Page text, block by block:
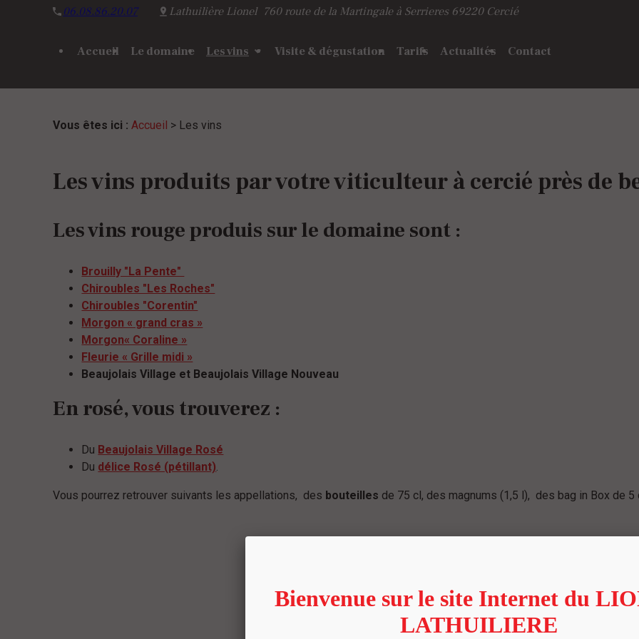
06.08.86.20.07 Lathuilière Lionel 760 route de la Martingale à Serrieres 69220 Cercié
Accueil Le domaine Les vins Visite & dégustation Tarifs Actualités Contact
Vous êtes ici : Accueil > Les vins
Les vins produits par votre viticulteur à cercié près de
Les vins rouge produis sur le domaine sont :
Brouilly "La Pente"
Chiroubles "Les Roches"
Chiroubles "Corentin"
Morgon « grand cras »
Morgon« Coraline »
Fleurie « Grille midi »
Beaujolais Village et Beaujolais Village Nouveau
En rosé, vous trouverez :
Du Beaujolais Village Rosé
Du délice Rosé (pétillant)
Vous pourrez retrouver suivants les appellations, des bouteilles de 75 cl, des magnums (1,5 l), des bag in Box de 5
Panneau de gestion des cookies